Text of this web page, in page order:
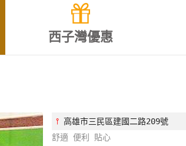
西子灣優惠
⫯ 高雄市三民區建國二路209號
舒適 便利 貼心